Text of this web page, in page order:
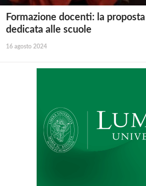
Formazione docenti: la
dedicata alle scuole
16 agosto 2024